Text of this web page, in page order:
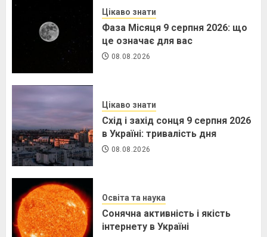
Цікаво знати
Фаза Місяця 9 серпня 2026: що
це означає для вас
08.08.2026
Цікаво знати
Схід і захід сонця 9 серпня 2026
в Україні: тривалість дня
08.08.2026
Освіта та наука
Сонячна активність і якість
інтернету в Україні